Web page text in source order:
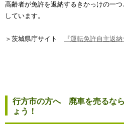
高齢者が免許を返納するきかっけの一
しています。
＞茨城県庁サイト 『運転免許自主返
行方市の方へ 廃車を売るな
ょう！